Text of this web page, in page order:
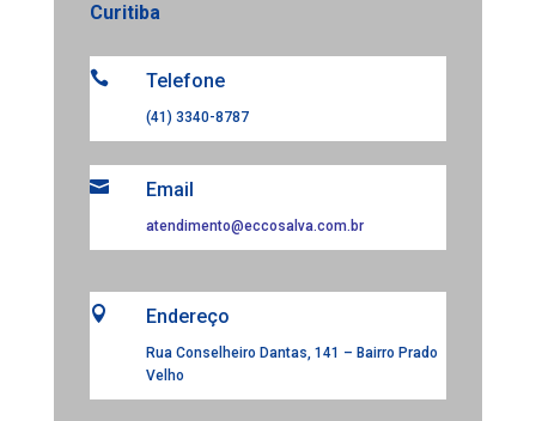
Curitiba
 Telefone
(41) 3340-8787
 Email
atendimento@eccosalva.com.br
 Endereço
Rua Conselheiro Dantas, 141 – Bairro Prado
Velho